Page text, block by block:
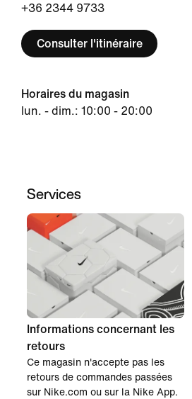
+36 2344 9733
Consulter l'itinéraire
Horaires du magasin
lun. - dim.: 10:00 - 20:00
Services
Informations concernant les
retours
Ce magasin n'accepte pas les
retours de commandes passées
sur Nike.com ou sur la Nike App.